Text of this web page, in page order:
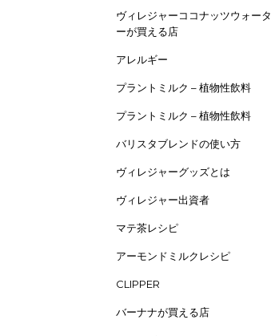
ヴィレジャーココナッツウォータ
ーが買える店
アレルギー
プラントミルク – 植物性飲料
プラントミルク – 植物性飲料
バリスタブレンドの使い方
ヴィレジャーグッズとは
ヴィレジャー出資者
マテ茶レシピ
アーモンドミルクレシピ
CLIPPER
バーナナが買える店